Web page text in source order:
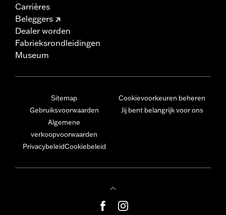
Carrières
Beleggers
Dealer worden
Fabrieksrondleidingen
Museum
Sitemap
Gebruiksvoorwaarden
Algemene
verkoopvoorwaarden
PrivacybeleidCookiebeleid
Cookievoorkeuren beheren
Jij bent belangrijk voor ons